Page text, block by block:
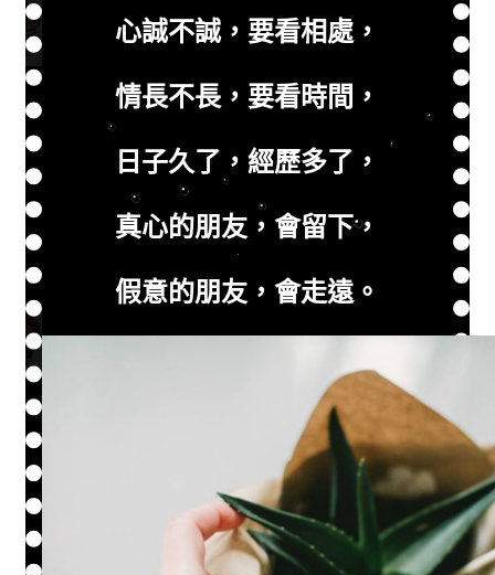
心誠不誠，要看相處，
情長不長，要看時間，
日子久了，經歷多了，
真心的朋友，會留下，
假意的朋友，會走遠。